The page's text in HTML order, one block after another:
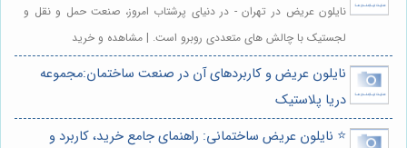
نایلون عریض در تهران - در دنیای پرشتاب امروز، صنعت حمل و نقل و
لجستیک با چالش های متعددی روبرو است. | مشاهده و خرید
نایلون عریض و کاربردهای آن در صنعت ساختمان:مجموعه
دریا پلاستیک
⭐️ نایلون عریض ساختمانی: راهنمای جامع خرید، کاربرد و